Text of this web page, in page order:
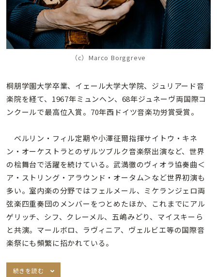
（c）Marco Borggreve
桐朋学園大学卒業、イェール大学大学院、ジュリアード音
楽院を経て、1967年ミュンヘン、68年ジュネーヴ両国際コ
ンクールで最高位入賞。70年西ドイツ音楽功労賞受賞。
ベルリン・フィル定期や小澤征爾指揮サイトウ・キネ
ン・オーケストラとのザルツブルク音楽祭出演など、世界
の桧舞台で活躍を続けている。武満徹のヴィオラ協奏曲＜
ア・ストリング・アラウンド・オータム＞など世界初演も
多い。室内楽の分野ではフェルメール、ミケランジェロ両
弦楽四重奏団のメンバーをつとめたほか、これまでにアル
ゲリッチ、シフ、クレーメル、五嶋みどり、マイスキーら
と共演。マールボロ、ラヴィニア、ヴェルビエ等の国際音
楽祭にも頻繁に招かれている。
続きを読む